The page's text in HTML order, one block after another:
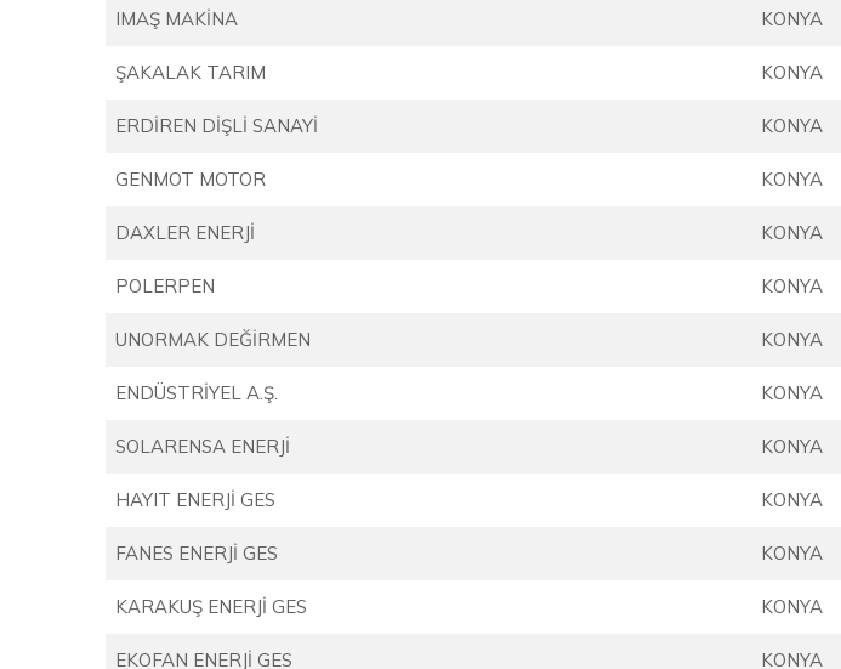
IMAŞ MAKİNA KONYA
ŞAKALAK TARIM KONYA
ERDİREN DİŞLİ SANAYİ KONYA
GENMOT MOTOR KONYA
DAXLER ENERJİ KONYA
POLERPEN KONYA
UNORMAK DEĞİRMEN KONYA
ENDÜSTRİYEL A.Ş. KONYA
SOLARENSA ENERJİ KONYA
HAYIT ENERJİ GES KONYA
FANES ENERJİ GES KONYA
KARAKUŞ ENERJİ GES KONYA
EKOFAN ENERJİ GES KONYA